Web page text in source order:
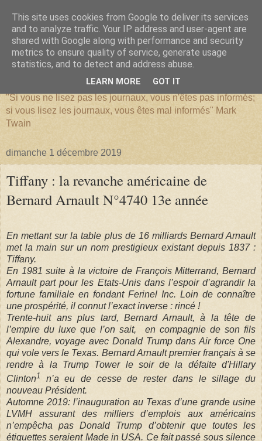
SERIATIM
"Si vous ne lisez pas les journaux, vous n'êtes pas informés;
si vous lisez les journaux, vous êtes mal informés" Mark
Twain
dimanche 1 décembre 2019
Tiffany : la revanche américaine de
Bernard Arnault N°4740 13e année
En mettant sur la table plus de 16 milliards Bernard Arnault
met la main sur un nom prestigieux existant depuis 1837 :
Tiffany.
En 1981 suite à la victoire de François Mitterrand, Bernard
Arnault part pour les Etats-Unis dans l’espoir d’agrandir la
fortune familiale en fondant Ferinel Inc. Loin de connaître
une prospérité, il connut l’exact inverse : rincé !
Trente-huit ans plus tard, Bernard Arnault, à la tête de
l’empire du luxe que l’on sait,
en compagnie de son fils
Alexandre, voyage avec Donald Trump dans Air force One
qui vole vers le Texas. Bernard Arnault premier français à se
rendre à la Trump Tower le soir de la défaite d'Hillary
Clinton1
n’a eu de cesse de rester dans le sillage du
nouveau Président.
Automne 2019: l’inauguration au Texas d’une grande usine
LVMH assurant des milliers d’emplois aux américains
n’empêcha pas Donald Trump d’obtenir que toutes les
étiquettes seraient Made in USA. Ce fait passé sous silence
This site uses cookies from Google to deliver its services
and to analyze traffic. Your IP address and user-agent are
shared with Google along with performance and security
metrics to ensure quality of service, generate usage
statistics, and to detect and address abuse.
LEARN MORE GOT IT